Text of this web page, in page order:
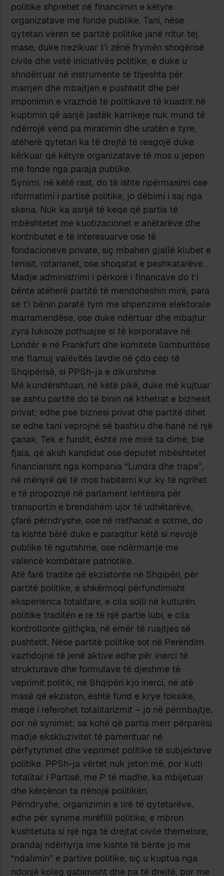
politike shprehet në financimin e këtyre
organizatave me fonde publike. Tani, nëse
qytetari vëren se partitë politike janë rritur tej
mase, duke rrezikuar t’i zënë frymën shoqërisë
civile dhe vetë iniciativës politike; e duke u
shndërruar në instrumente të thjeshta për
marrjen dhe mbajtjen e pushtetit dhe për
imponimin e vrazhdë të politikave të kuadrit në
kuptimin që asnjë jastëk karrikeje nuk mund të
ndërrojë vend pa miratimin dhe uratën e tyre,
atëherë qytetari ka të drejtë të reagojë duke
kërkuar që këtyre organizatave të mos u jepen
më fonde nga paraja publike.
Synimi, në këtë rast, do të ishte ripërmasimi ose
riformatimi i partisë politike, jo dëbimi i saj nga
skena. Nuk ka asnjë të keqe që partia të
mbështetet me kuotizacionet e anëtarëve dhe
kontributet e të interesuarve ose të
fondacioneve private, siç mbahen gjallë klubet e
tenisit, rotarianët, ose shoqatat e peshkatarëve.
Madje administrimi i përkorë i financave do t’i
bënte atëherë partitë të mendoheshin mirë, para
se t’i bënin paratë tym me shpenzime elektorale
marramendëse, ose duke ndërtuar dhe mbajtur
zyra luksoze pothuajse si të korporatave në
Londër e në Frankfurt dhe komitete llamburitëse
me flamuj valëvitës lavdie në çdo cep të
Shqipërisë, si PPSh-ja e dikurshme.
Më kundërshtuan, në këtë pikë, duke më kujtuar
se ashtu partitë do të binin në kthetrat e biznesit
privat; edhe pse biznesi privat dhe partitë dihet
se edhe tani veprojnë së bashku dhe hanë në një
çanak. Tek e fundit, është më mirë ta dimë, bie
fjala, që aksh kandidat ose deputet mbështetet
financiarisht nga kompania “Lundra dhe trape”,
në mënyrë që të mos habitemi kur ky të ngrihet
e të propozojë në parlament lehtësira për
transportin e brendshëm ujor të udhëtarëve,
çfarë përndryshe, ose në rrethanat e sotme, do
ta kishte bërë duke e paraqitur këtë si nevojë
publike të ngutshme, ose ndërmarrje me
valencë kombëtare patriotike.
Atë farë tradite që ekzistonte në Shqipëri, për
partitë politike, e shkërmoqi përfundimisht
eksperienca totalitare, e cila solli në kulturën
politike traditën e re të një partie lubi, e cila
kontrollonte gjithçka, në emër të ruajtjes së
pushtetit. Nëse partitë politike sot në Perëndim
vazhdojnë të jenë aktive edhe për inerci të
strukturave dhe formulave të djeshme të
veprimit politik, në Shqipëri kjo inerci, në atë
masë që ekziston, është fund e krye toksike,
meqë i referohet totalitarizmit – jo në përmbajtje,
por në synimet; sa kohë që partia merr përparësi
madje ekskluzivitet të pamerituar në
përfytyrimet dhe veprimet politike të subjekteve
politike. PPSh-ja vërtet nuk jeton më, por kulti
totalitar i Partisë, me P të madhe, ka mbijetuar
dhe kërcënon ta rrënojë politikën.
Përndryshe, organizimin e lirë të qytetarëve,
edhe për synime mirëfilli politike, e mbron
kushtetuta si një nga të drejtat civile themelore;
prandaj ndërhyrja ime kishte të bënte jo me
“ndalimin” e partive politike, siç u kuptua nga
ndonjë koleg gabimisht dhe pa të drejtë, por me